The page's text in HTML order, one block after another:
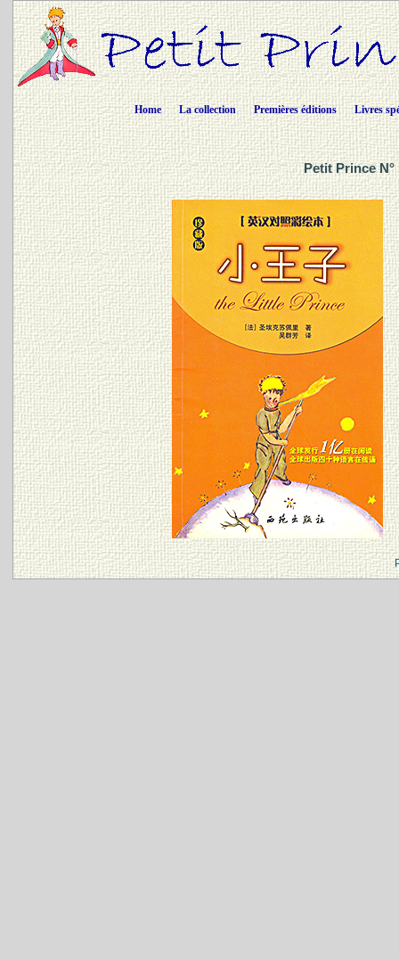
Home La collection Premières éditions Livres
Petit Prince N°